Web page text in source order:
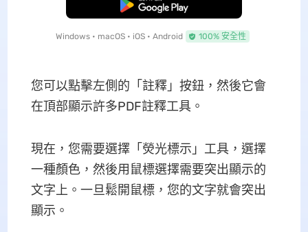
免費下載
Windows • macOS • iOS • Android 100% 安全性
您可以點擊左側的「註釋」按鈕，然後它會
在頂部顯示許多PDF註釋工具。
現在，您需要選擇「熒光標示」工具，選擇
一種顏色，然後用鼠標選擇需要突出顯示的
文字上。一旦鬆開鼠標，您的文字就會突出
顯示。